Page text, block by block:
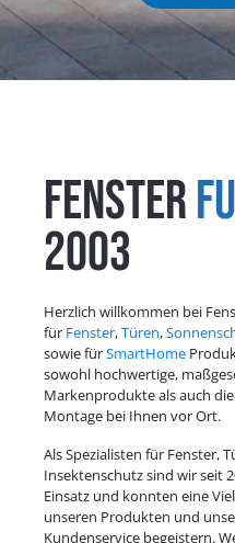
Fenster
2003
Herzlich willkommen bei
für Fenster,Türen,
sowie fürSmartHome
sowohl hochwertige,
Markenprodukte als auch
Montage bei Ihnen vor Ort.
Als Spezialisten für Fenster,
Insektenschutz sind wir seit
Einsatz und konnten eine
unseren Produkten und
Kundenservice begeistern.